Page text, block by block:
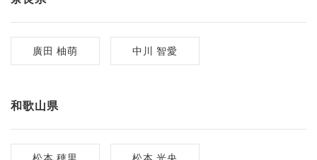
廣田 柚萌 中川 智愛
和歌山県